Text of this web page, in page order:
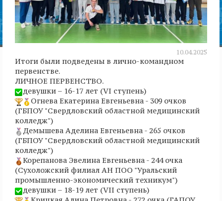
10.04.2025
Итоги были подведены в лично-командном
первенстве.
ЛИЧНОЕ ПЕРВЕНСТВО.
девушки – 16-17 лет (VI ступень)
Огнева Екатерина Евгеньевна - 309 очков
(ГБПОУ "Свердловский областной медицинский
колледж")
Демышева Аделина Евгеньевна - 265 очков
(ГБПОУ "Свердловский областной медицинский
колледж")
Корепанова Эвелина Евгеньевна - 244 очка
(Сухоложский филиал АН ПОО "Уральский
промышленно-экономический техникум")
девушки – 18-19 лет (VII ступень)